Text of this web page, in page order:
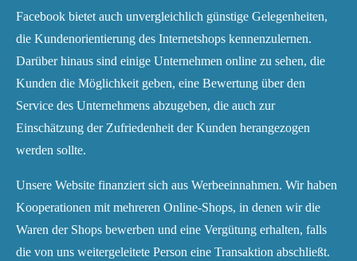
Facebook bietet auch unvergleichlich günstige Gelegenheiten,
die Kundenorientierung des Internetshops kennenzulernen.
Darüber hinaus sind einige Unternehmen online zu sehen, die
Kunden die Möglichkeit geben, eine Bewertung über den
Service des Unternehmens abzugeben, die auch zur
Einschätzung der Zufriedenheit der Kunden herangezogen
werden sollte.
Unsere Website finanziert sich aus Werbeeinnahmen. Wir haben
Kooperationen mit mehreren Online-Shops, in denen wir die
Waren der Shops bewerben und eine Vergütung erhalten, falls
die von uns weitergeleitete Person eine Transaktion abschließt.